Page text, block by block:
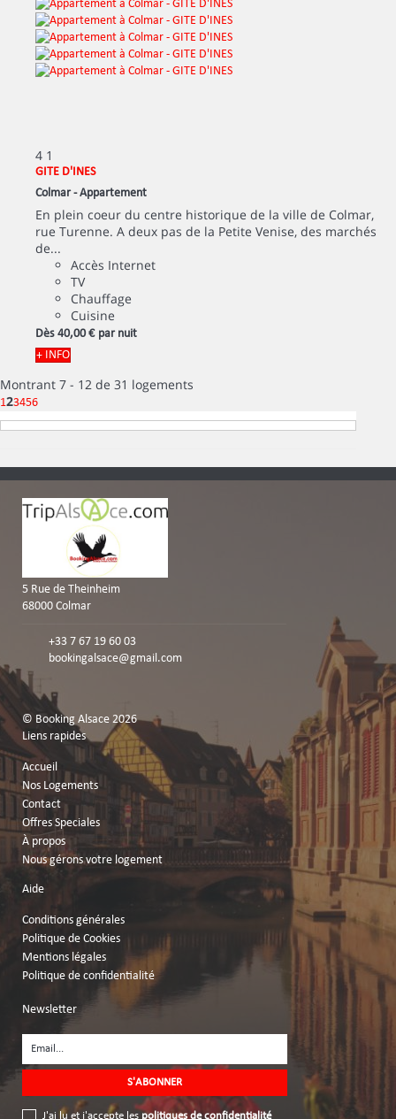
4 1
GITE D'INES
Colmar -Appartement
En plein coeur du centre historique de la ville de Colmar,
rue Turenne. A deux pas de la Petite Venise, des marchés
de...
Accès Internet
TV
Chauffage
Cuisine
Dès 40,00 € par nuit
+ INFO
Montrant 7 - 12 de 31 logements
123456
5 Rue de Theinheim
68000 Colmar
+33 7 67 19 60 03
bookingalsace@gmail.com
© Booking Alsace 2026
Liens rapides
Accueil
Nos Logements
Contact
Offres Speciales
À propos
Nous gérons votre logement
Aide
Conditions générales
Politique de Cookies
Mentions légales
Politique de confidentialité
Newsletter
J'ai lu et j'accepte les politiques de confidentialité